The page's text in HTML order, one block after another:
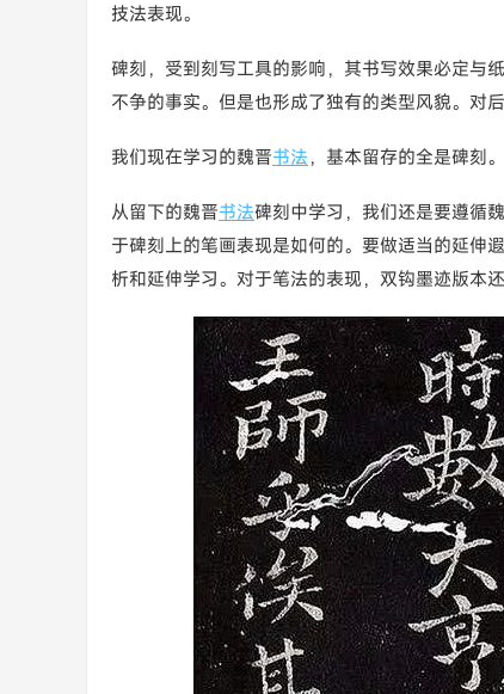
技法表现。
碑刻，受到刻写工具的影响，其书写效果必定与
不争的事实。但是也形成了独有的类型风貌。对
我们现在学习的魏晋书法 ，基本留存的全是碑刻
从留下的魏晋书法碑刻中学习，我们还是要遵循
于碑刻上的笔画表现是如何的。要做适当的延伸
析和延伸学习。对于笔法的表现，双钩墨迹版本